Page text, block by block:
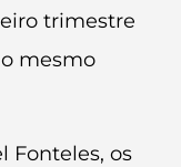
trimestre
mesmo
Fonteles, os